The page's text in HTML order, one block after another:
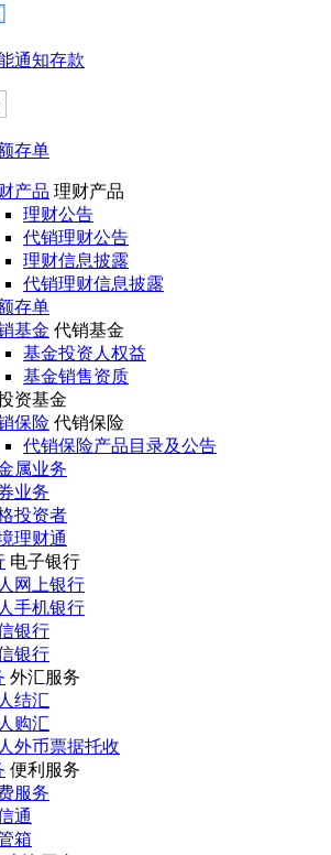
通知存款
存单
产品 理财产品
理财公告
代销理财公告
理财信息披露
代销理财信息披露
存单
基金 代销基金
基金投资人权益
基金销售资质
保险 代销保险
代销保险产品目录及公告
属业务
业务
投资者
理财通
电子银行
网上银行
手机银行
银行
银行
外汇服务
结汇
购汇
外币票据托收
便利服务
服务
通
箱